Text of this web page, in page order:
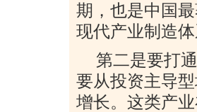
期，也是中国
现代产业制造
第二是要打
要从投资主导
增长。这类产